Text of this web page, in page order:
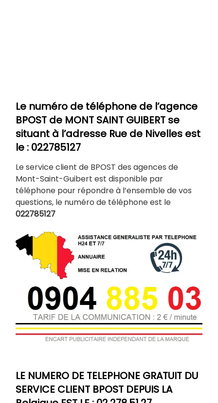
Le numéro de téléphone de l’agence
BPOST de MONT SAINT GUIBERT se
situant à l’adresse Rue de Nivelles est
le : 022785127
Le service client de BPOST des agences de
Mont-Saint-Guibert est disponible par
téléphone pour répondre à l’ensemble de vos
questions, le numéro de téléphone est le
022785127
LE NUMERO DE TELEPHONE GRATUIT DU
SERVICE CLIENT BPOST DEPUIS LA